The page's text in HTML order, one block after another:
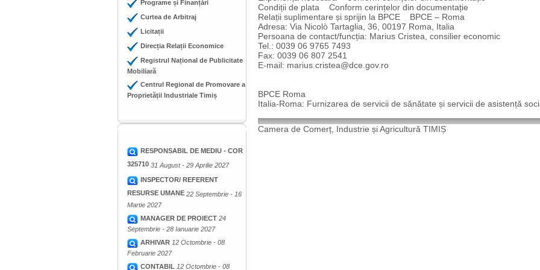
Programe și Finanțări
Curtea de Arbitraj
Licitații
Direcția Relații Economice
Registrul Național de Publicitate
Mobiliară
Centrul Regional de Promovare a
Proprietății Industriale Timiș
RESPONSABIL DE MEDIU - COR
325710 31 August - 29 Aprilie 2027
INSPECTOR/ REFERENT
RESURSE UMANE 22 Septembrie - 16
Martie 2027
MANAGER DE PROIECT 24
Septembrie - 28 Ianuarie 2027
ARHIVAR 12 Octombrie - 08
Februarie 2027
CONTABIL 12 Octombrie - 08
Condiții de plata Conform cerințelor din documentație
Relații suplimentare și sprijin la BPCE BPCE – Roma
Adresa: Via Nicolò Tartaglia, 36, 00197 Roma, Italia
Persoana de contact/funcția: Marius Cristea, consilier economic
Tel.: 0039 06 9765 7493
Fax: 0039 06 807 2541
E-mail: marius.cristea@dce.gov.ro
BPCE Roma
Italia-Roma: Furnizarea de servicii de sănătate și servicii de asistență
Camera de Comerț, Industrie și Agricultură TIMIȘ